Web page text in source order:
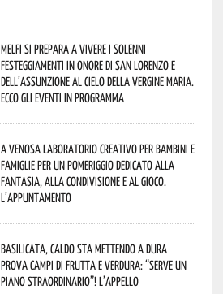
Melfi si prepara a vivere i solenni
festeggiamenti in onore di San Lorenzo e
dell’assunzione al cielo della Vergine Maria.
Ecco gli eventi in programma
A Venosa laboratorio creativo per bambini e
famiglie per un pomeriggio dedicato alla
fantasia, alla condivisione e al gioco.
L’appuntamento
Basilicata, caldo sta mettendo a dura
prova campi di frutta e verdura: “Serve un
piano straordinario”! L’appello